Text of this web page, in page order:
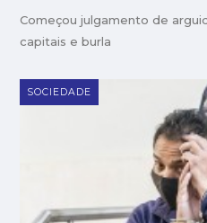
Começou julgamento de
capitais e burla
SOCIEDADE